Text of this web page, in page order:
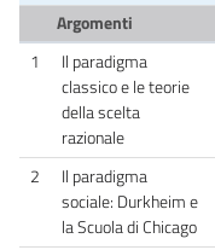
Argomenti
1
Il paradigma
classico e le teorie
della scelta
razionale
2
Il paradigma
sociale: Durkheim e
la Scuola di Chicago